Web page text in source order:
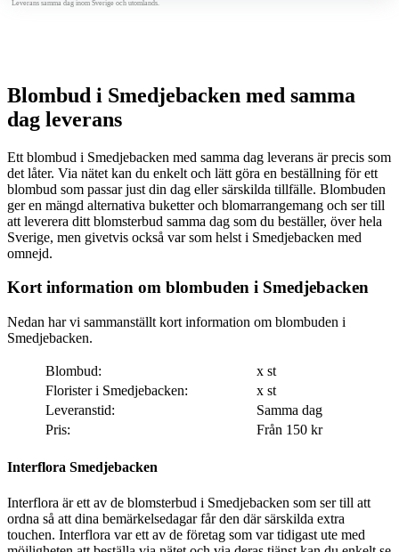
Leverans samma dag inom Sverige och utomlands.
Blombud i Smedjebacken med samma
dag leverans
Ett blombud i Smedjebacken med samma dag leverans är precis som
det låter. Via nätet kan du enkelt och lätt göra en beställning för ett
blombud som passar just din dag eller särskilda tillfälle. Blombuden
ger en mängd alternativa buketter och blomarrangemang och ser till
att leverera ditt blomsterbud samma dag som du beställer, över hela
Sverige, men givetvis också var som helst i Smedjebacken med
omnejd.
Kort information om blombuden i Smedjebacken
Nedan har vi sammanställt kort information om blombuden i
Smedjebacken.
Blombud:
x st
Florister i Smedjebacken:
x st
Leveranstid:
Samma dag
Pris:
Från 150 kr
Interflora Smedjebacken
Interflora är ett av de blomsterbud i Smedjebacken som ser till att
ordna så att dina bemärkelsedagar får den där särskilda extra
touchen. Interflora var ett av de företag som var tidigast ute med